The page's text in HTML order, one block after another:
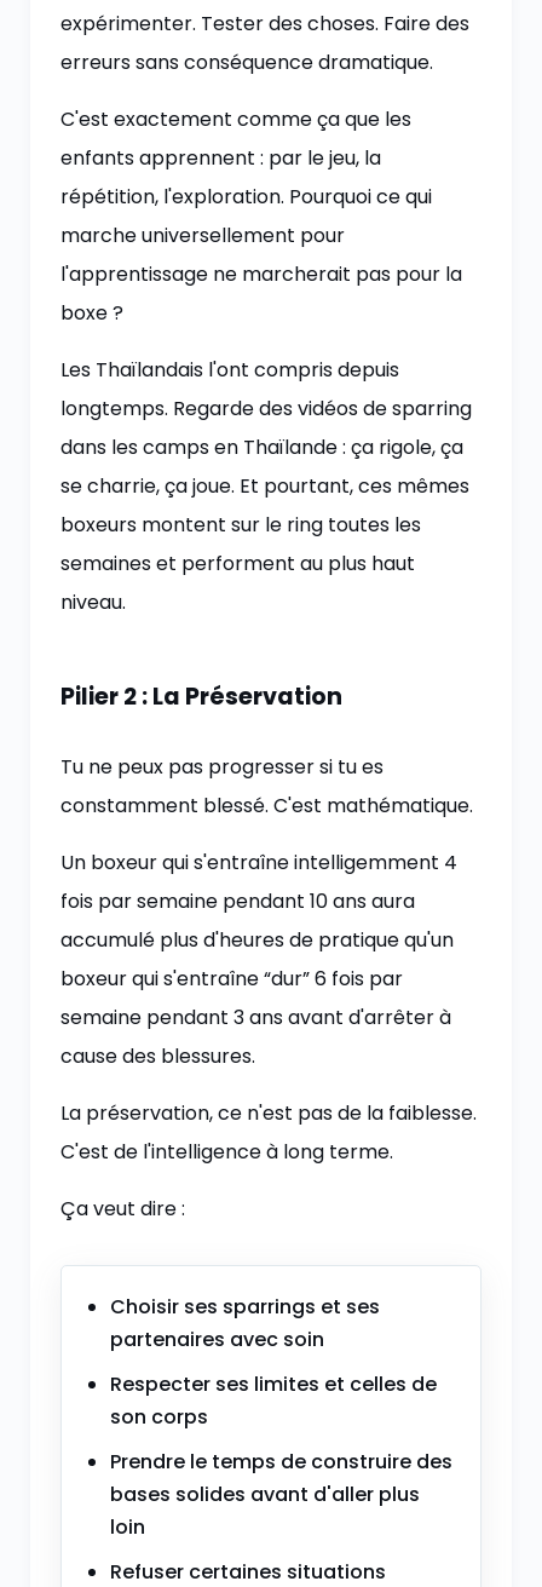
expérimenter. Tester des choses. Faire des
erreurs sans conséquence dramatique.
C'est exactement comme ça que les
enfants apprennent : par le jeu, la
répétition, l'exploration. Pourquoi ce qui
marche universellement pour
l'apprentissage ne marcherait pas pour la
boxe ?
Les Thaïlandais l'ont compris depuis
longtemps. Regarde des vidéos de sparring
dans les camps en Thaïlande : ça rigole, ça
se charrie, ça joue. Et pourtant, ces mêmes
boxeurs montent sur le ring toutes les
semaines et performent au plus haut
niveau.
Pilier 2 : La Préservation
Tu ne peux pas progresser si tu es
constamment blessé. C'est mathématique.
Un boxeur qui s'entraîne intelligemment 4
fois par semaine pendant 10 ans aura
accumulé plus d'heures de pratique qu'un
boxeur qui s'entraîne “dur” 6 fois par
semaine pendant 3 ans avant d'arrêter à
cause des blessures.
La préservation, ce n'est pas de la faiblesse.
C'est de l'intelligence à long terme.
Ça veut dire :
Choisir ses sparrings et ses
partenaires avec soin
Respecter ses limites et celles de
son corps
Prendre le temps de construire des
bases solides avant d'aller plus
loin
Refuser certaines situations